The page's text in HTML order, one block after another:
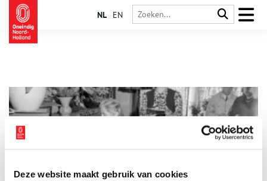
Deze website maakt gebruik van cookies
NL EN